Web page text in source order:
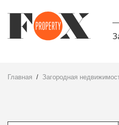
Главная Загородная